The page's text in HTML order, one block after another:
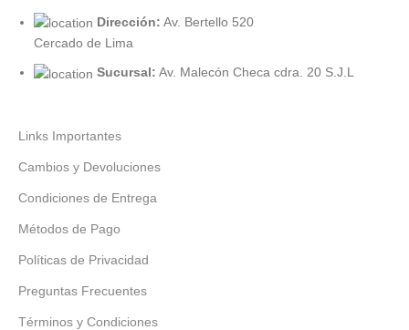
Dirección: Av. Bertello 520
Cercado de Lima
Sucursal: Av. Malecón Checa cdra. 20 S.J.L
Links Importantes
Cambios y Devoluciones
Condiciones de Entrega
Métodos de Pago
Políticas de Privacidad
Preguntas Frecuentes
Términos y Condiciones